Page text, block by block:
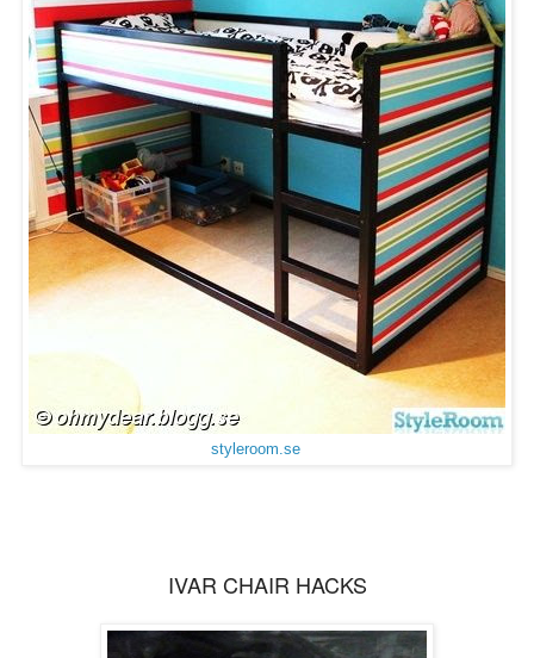
styleroom.se
IVAR CHAIR HACKS